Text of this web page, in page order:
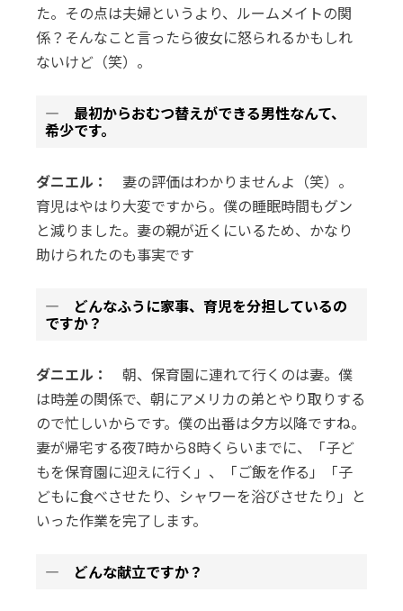
た。その点は夫婦というより、ルームメイトの関
係？そんなこと言ったら彼女に怒られるかもしれ
ないけど（笑）。
― 最初からおむつ替えができる男性なんて、
希少です。
ダニエル： 妻の評価はわかりませんよ（笑）。
育児はやはり大変ですから。僕の睡眠時間もグン
と減りました。妻の親が近くにいるため、かなり
助けられたのも事実です
― どんなふうに家事、育児を分担しているの
ですか？
ダニエル：朝、保育園に連れて行くのは妻。僕
は時差の関係で、朝にアメリカの弟とやり取りする
ので忙しいからです。僕の出番は夕方以降ですね。
妻が帰宅する夜7時から8時くらいまでに、「子ど
もを保育園に迎えに行く」、「ご飯を作る」「子
どもに食べさせたり、シャワーを浴びさせたり」と
いった作業を完了します。
― どんな献立ですか？